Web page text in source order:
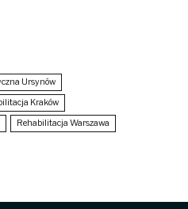
Ursynów
Kraków
Rehabilitacja Warszawa